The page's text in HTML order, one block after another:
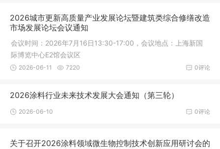
2026城市更新高质量产业发展论坛暨建筑类综合修缮改造
市场发展论坛会议通知
会议时间：2026年7月16日13:30-17:00，会议地点：上海新国
际博览中心E2馆会议区
0评论
2026-06-11 7220
2026涂料行业未来技术发展大会通知（第三轮）
0评论
2026-06-10
关于召开2026涂料领域微生物控制技术创新应用研讨会的